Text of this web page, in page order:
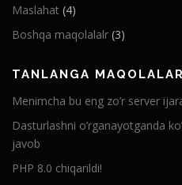
Maslahat (4)
Boshqa maqolalalr (3)
TANLANGA MAQOLALAR
Menimcha bu eng zo’r server
Dasturlashni o’rganayotganda
javob
PHP 8.0 chiqarildi!